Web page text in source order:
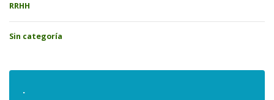
RRHH
Sin categoría
.